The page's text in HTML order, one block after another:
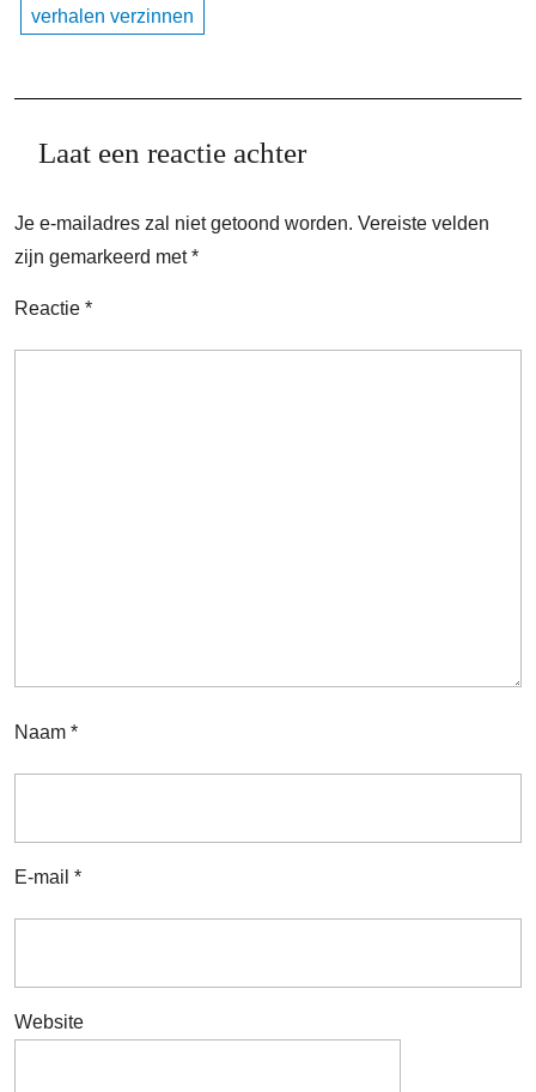
verhalen verzinnen
Laat een reactie achter
Je e-mailadres zal niet getoond worden. Vereiste velden
zijn gemarkeerd met*
Reactie *
Naam *
E-mail *
Website